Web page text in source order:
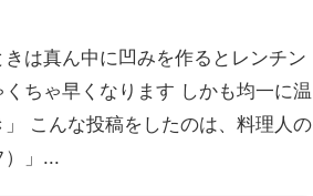
きは真ん中に凹みを作るとレンチン
ちゃ早くなります しかも均一に温
こんな投稿をしたのは、料理人の
）」...